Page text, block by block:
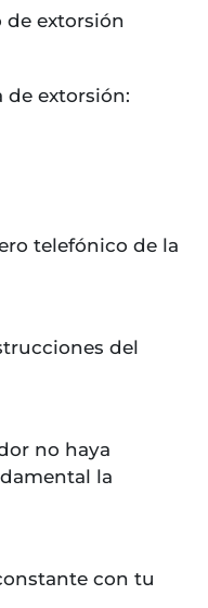
de extorsión
de extorsión:
telefónico de la
del
no haya
la
con tu